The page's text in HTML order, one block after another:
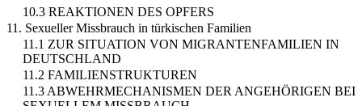
10.3 REAKTIONEN DES OPFERS
11. Sexueller Missbrauch in türkischen Familien
11.1 ZUR SITUATION VON MIGRANTENFAMILIEN IN
DEUTSCHLAND
11.2 FAMILIENSTRUKTUREN
11.3 ABWEHRMECHANISMEN DER ANGEHÖRIGEN BEI